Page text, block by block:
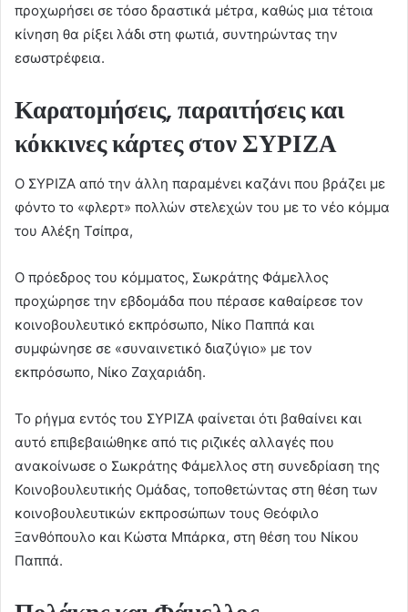
προχωρήσει σε τόσο δραστικά μέτρα, καθώς μια τέτοια
κίνηση θα ρίξει λάδι στη φωτιά, συντηρώντας την
εσωστρέφεια.
Καρατομήσεις, παραιτήσεις και
κόκκινες κάρτες στον ΣΥΡΙΖΑ
Ο ΣΥΡΙΖΑ από την άλλη παραμένει καζάνι που βράζει με
φόντο το «φλερτ» πολλών στελεχών του με το νέο κόμμα
του Αλέξη Τσίπρα,
Ο πρόεδρος του κόμματος, Σωκράτης Φάμελλος
προχώρησε την εβδομάδα που πέρασε καθαίρεσε τον
κοινοβουλευτικό εκπρόσωπο, Νίκο Παππά και
συμφώνησε σε «συναινετικό διαζύγιο» με τον
εκπρόσωπο, Νίκο Ζαχαριάδη.
Το ρήγμα εντός του ΣΥΡΙΖΑ φαίνεται ότι βαθαίνει και
αυτό επιβεβαιώθηκε από τις ριζικές αλλαγές που
ανακοίνωσε ο Σωκράτης Φάμελλος στη συνεδρίαση της
Κοινοβουλευτικής Ομάδας, τοποθετώντας στη θέση των
κοινοβουλευτικών εκπροσώπων τους Θεόφιλο
Ξανθόπουλο και Κώστα Μπάρκα, στη θέση του Νίκου
Παππά.